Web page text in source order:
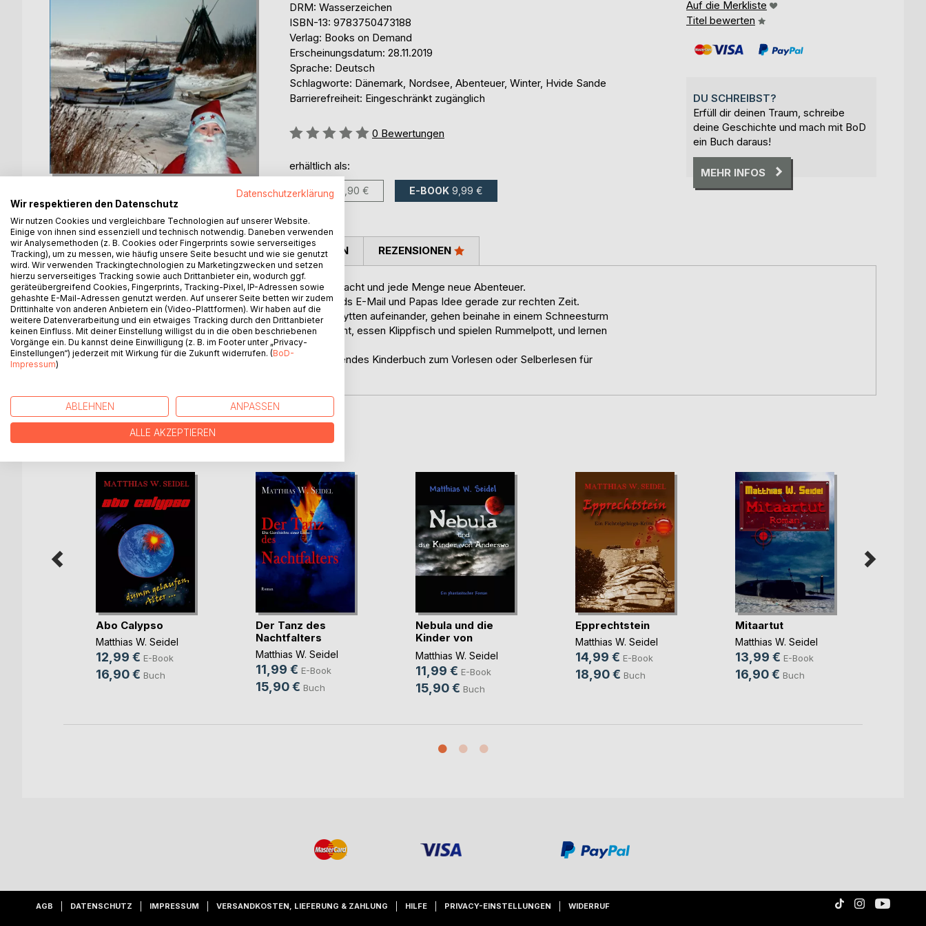
DRM: Wasserzeichen
ISBN-13: 9783750473188
Verlag: Books on Demand
Erscheinungsdatum: 28.11.2019
Sprache: Deutsch
Schlagworte: Dänemark, Nordsee, Abenteuer, Winter, Hvide Sande
Barrierefreiheit: Eingeschränkt zugänglich
Bewertung::
0 Bewertungen
erhältlich als:
BUCH 12,90 € E-BOOK 9,99 €
Auf die Merkliste
Titel bewerten
DU SCHREIBST?
Erfüll dir deinen Traum, schreibe
deine Geschichte und mach mit BoD
ein Buch daraus!
MEHR INFOS
BESCHREIBUNG
Im dritten Teil der Holmslandreihe gehts um Winter, Weihnacht und jede Menge neue Abenteuer.
Nora leidet wieder unter Neurodermitis, da kommen Alfreds E-Mail und Papas Idee gerade zur rechten Zeit.
Diesmal treffen die Strandpiraten unverhofft in der Mosehytten aufeinander, gehen beinahe in einem Schneesturm
verloren, helfen Königen und werden dafür reichlich belohnt, essen Klippfisch und spielen Rummelpott, und lernen
viel über die dänische Art, das Fest der Feste zu feiern ...
Weihnachten auf Holmsland Klit ist ein lustiges wie spannendes Kinderbuch zum Vorlesen oder Selberlesen für
AUTOR/IN PRESSESTIMMEN REZENSIONEN
WEITERE TITEL BEIBoD
Abo Calypso
Matthias W. Seidel
12,99 € E-Book
16,90 € Buch
Der Tanz des
Nachtfalters
Matthias W. Seidel
11,99 € E-Book
15,90 € Buch
Nebula und die
Kinder von
Anderswo
Matthias W. Seidel
11,99 € E-Book
15,90 € Buch
Epprechtstein
Matthias W. Seidel
14,99 € E-Book
18,90 € Buch
Mitaartut
Matthias W. Seidel
13,99 € E-Book
16,90 € Buch
AGB DATENSCHUTZ IMPRESSUM VERSANDKOSTEN, LIEFERUNG & ZAHLUNG HILFE PRIVACY-EINSTELLUNGEN WIDERRUF
Datenschutzerklärung
Wir respektieren den Datenschutz
Wir nutzen Cookies und vergleichbare Technologien auf unserer Website.
Einige von ihnen sind essenziell und technisch notwendig. Daneben verwenden
wir Analysemethoden (z. B. Cookies oder Fingerprints sowie serverseitiges
Tracking), um zu messen, wie häufig unsere Seite besucht und wie sie genutzt
wird. Wir verwenden Trackingtechnologien zu Marketingzwecken und setzen
hierzu serverseitiges Tracking sowie auch Drittanbieter ein, wodurch ggf.
geräteübergreifend Cookies, Fingerprints, Tracking-Pixel, IP-Adressen sowie
gehashte E-Mail-Adressen genutzt werden. Auf unserer Seite betten wir zudem
Drittinhalte von anderen Anbietern ein (Video-Plattformen). Wir haben auf die
weitere Datenverarbeitung und ein etwaiges Tracking durch den Drittanbieter
keinen Einfluss. Mit deiner Einstellung willigst du in die oben beschriebenen
Vorgänge ein. Du kannst deine Einwilligung (z. B. im Footer unter „Privacy-
Einstellungen“) jederzeit mit Wirkung für die Zukunft widerrufen. (BoD-
Impressum)
ABLEHNEN ANPASSEN
ALLE AKZEPTIEREN